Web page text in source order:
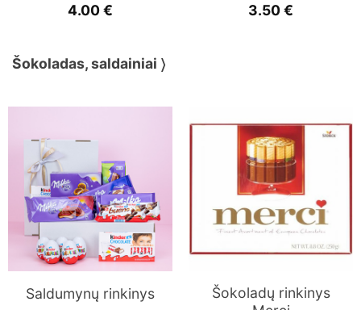
4.00€
3.50€
Šokoladas, saldainiai 〉
Saldumynų rinkinys
Šokoladų rinkinys